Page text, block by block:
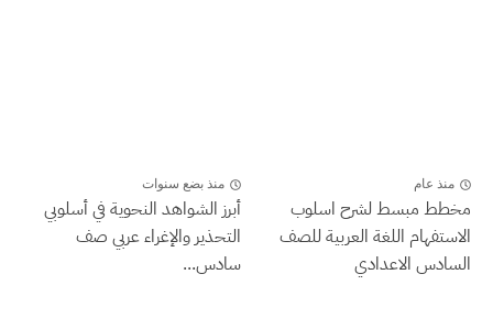
منذ عام
مخطط مبسط لشرح اسلوب
الاستفهام اللغة العربية للصف
السادس الاعدادي
منذ بضع سنوات
أبرز الشواهد النحوية في أسلوبي
التحذير والإغراء عربي صف
سادس...